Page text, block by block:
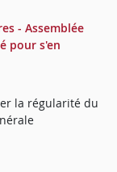
- Assemblée
pour s'en
la régularité du